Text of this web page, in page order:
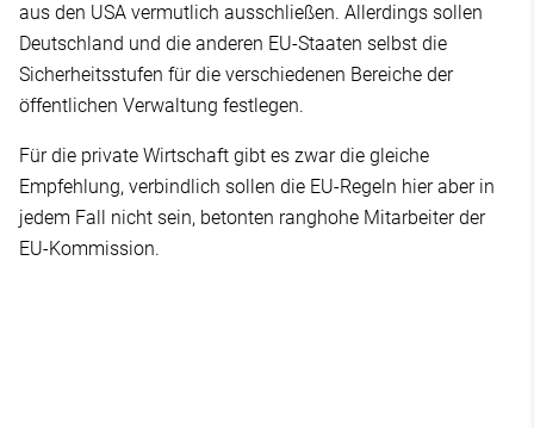
aus den USA vermutlich ausschließen. Allerdings sollen
Deutschland und die anderen EU-Staaten selbst die
Sicherheitsstufen für die verschiedenen Bereiche der
öffentlichen Verwaltung festlegen.
Für die private Wirtschaft gibt es zwar die gleiche
Empfehlung, verbindlich sollen die EU-Regeln hier aber in
jedem Fall nicht sein, betonten ranghohe Mitarbeiter der
EU-Kommission.